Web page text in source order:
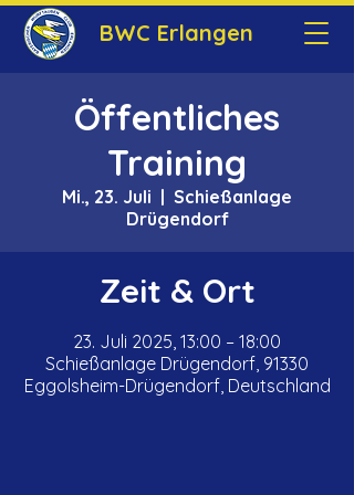
BWC Erlangen
Öffentliches
Training
Mi., 23. Juli
  |
Schießanlage
Drügendorf
Zeit & Ort
23. Juli 2025, 13:00 – 18:00
Schießanlage Drügendorf, 91330
Eggolsheim-Drügendorf, Deutschland